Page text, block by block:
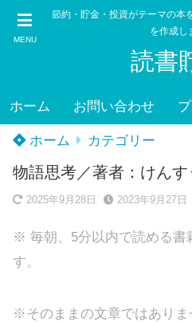
MENU
節約・貯金・投資がテーマの本
を作成し
読書
ホーム お問い合わせ
ホーム カテゴリー
物語思考／著者：けんす
2025年9月28日 2023年9月27日
※ 毎朝、5分以内で読める書
す。
※そのままの文章ではあり